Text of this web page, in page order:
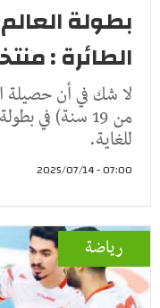
بطولة
الطائرة :
لا شك في أن حصيلة
من 19 سنة) في
للغاية.
07:00 - 2025/07/14
رياضة